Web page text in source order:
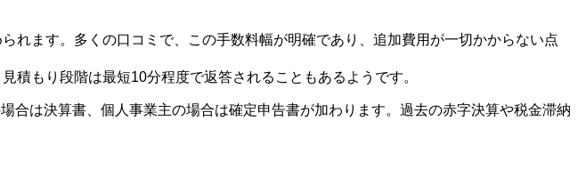
れます。多くの口コミで、この手数料幅が明確であり、追加費用が一切かからない点
積もり段階は最短10分程度で返答されることもあるようです。
は決算書、個人事業主の場合は確定申告書が加わります。過去の赤字決算や税金滞納